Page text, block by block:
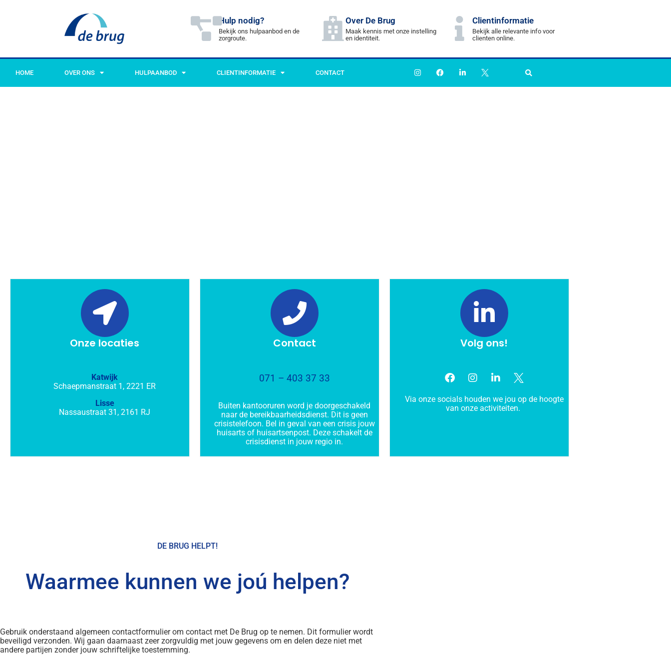
Hulp nodig?
Bekijk ons hulpaanbod en de
zorgroute.
Over De Brug
Maak kennis met onze instelling
en identiteit.
Clientinformatie
Bekijk alle relevante info voor
clienten online.
HOME OVER ONS HULPAANBOD CLIENTINFORMATIE CONTACT
Onze locaties
Katwijk
Schaepmanstraat 1, 2221 ER
Lisse
Nassaustraat 31, 2161 RJ
Contact
071 – 403 37 33
Buiten kantooruren word je doorgeschakeld
naar de bereikbaarheidsdienst. Dit is geen
crisistelefoon. Bel in geval van een crisis jouw
huisarts of huisartsenpost. Deze schakelt de
crisisdienst in jouw regio in.
Volg ons!
Via onze socials houden we jou op de hoogte
van onze activiteiten.
DE BRUG HELPT!
Waarmee kunnen we joú helpen?
Gebruik onderstaand algemeen contactformulier om contact met De Brug op te nemen. Dit formulier wordt
beveiligd verzonden. Wij gaan daarnaast zeer zorgvuldig met jouw gegevens om en delen deze niet met
andere partijen zonder jouw schriftelijke toestemming.